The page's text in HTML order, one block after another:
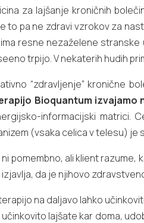
za lajšanje kroničnih
to pa ne zdravi vzrokov za
resne nezaželene stranske
trpijo. V nekaterih hudih
“zdravljenje” kronične
Bioquantum izvajamo
informacijski matrici.
(vsaka celica v telesu)
ni pomembno, ali klient
da je njihovo
na daljavo lahko
lajšate kar doma,